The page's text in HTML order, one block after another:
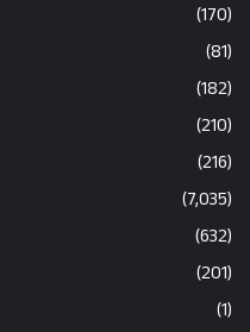
(170)
(81)
(182)
(210)
(216)
(7,035)
(632)
(201)
(1)